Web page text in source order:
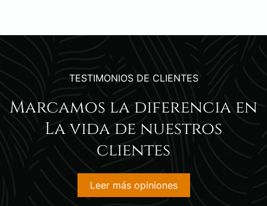
TESTIMONIOS DE CLIENTES
Marcamos la diferencia en
La vida de nuestros
clientes
Leer más opiniones